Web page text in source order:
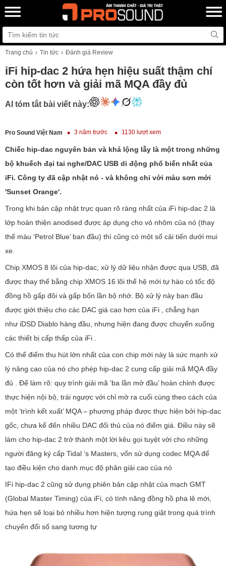
Trang chủ Tin tức Đánh giá Review
iFi hip-dac 2 hứa hẹn hiệu suất thậm chí
còn tốt hơn và giải mã MQA đầy đủ
AI tóm tắt bài viết này:
Pro Sound Việt Nam 3 năm trước 1130 lượt xem
Chiếc hip-dac nguyên bản và khá lộng lẫy là một trong những
bộ khuếch đại tai nghe/DAC USB di động phổ biến nhất của
iFi. Công ty đã cập nhật nó - và không chỉ với màu sơn mới
'Sunset Orange'.
Trong khi bản cập nhật trực quan rõ ràng nhất của iFi hip-dac 2 là
lớp hoàn thiện anodised được áp dụng cho vỏ nhôm của nó (thay
thế màu ‘Petrol Blue’ ban đầu) thì cũng có một số cải tiến dưới mui
xe.
Chip XMOS 8 lõi của hip-dac, xử lý dữ liệu nhận được qua USB, đã
được thay thế bằng chip XMOS 16 lõi thế hệ mới tự hào có tốc độ
đồng hồ gấp đôi và gấp bốn lần bộ nhớ. Bộ xử lý này ban đầu
được giới thiệu cho các DAC giá cao hơn của iFi , chẳng hạn
như iDSD Diablo hàng đầu, nhưng hiện đang được chuyển xuống
các thiết bị cấp thấp của iFi .
Có thể điểm thu hút lớn nhất của con chip mới này là sức mạnh xử
lý nâng cao của nó cho phép hip-dac 2 cung cấp giải mã MQA đầy
đủ . Để làm rõ: quy trình giải mã ‘ba lần mở đầu’ hoàn chỉnh được
thực hiện nội bộ, trái ngược với chỉ mở ra cuối cùng theo cách của
một ‘trình kết xuất’ MQA – phương pháp được thực hiện bởi hip-dac
gốc, chưa kể đến nhiều DAC đối thủ của nó điểm giá. Điều này sẽ
làm cho hip-dac 2 trở thành một lời kêu gọi tuyệt vời cho những
người đăng ký cấp Tidal ’s Masters, vốn sử dụng codec MQA để
tạo điều kiện cho danh mục độ phân giải cao của nó
IFi hip-dac 2 cũng sử dụng phiên bản cập nhật của mạch GMT
(Global Master Timing) của iFi, có tính năng đồng hồ pha lê mới,
hứa hẹn sẽ loại bỏ nhiều hơn hiện tượng rung giật trong quá trình
chuyển đổi số sang tương tự